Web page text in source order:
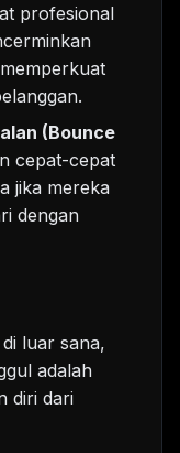
profesional
(Bounce
cepat-cepat
jika mereka
dengan
luar sana,
adalah
diri dari